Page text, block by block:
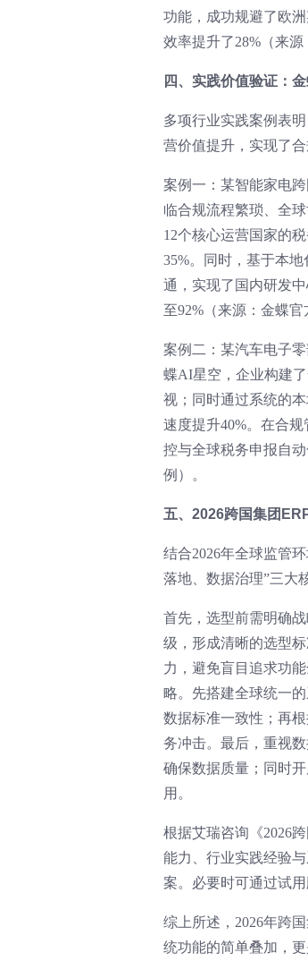
功能，成功规避了欧
效率提升了28%（来源
四、实践价值验证：
多项行业实践案例表
营价值提升，实现了
案例一：某智能家电
临合规流程繁琐、全
12个核心运营国家的
35%。同时，基于本
通，实现了国内研发
至92%（来源：金蝶官
案例二：某汽车电子
蝶AI星空，企业构建
视；同时通过系统的
速度提升40%。在合
控与全球税务申报自
例）。
五、2026跨国集团
结合2026年全球监管
落地、数据治理”三大
首先，选型前需明确
级，形成清晰的选型
力，避免盲目追求功
略。先搭建全球统一
数据标准一致性；再
务冲击。最后，重视
确保数据质量；同时
用。
根据艾瑞咨询《2026
能力、行业实践经验
案。必要时可通过试
综上所述，2026年跨
统功能的简单叠加，